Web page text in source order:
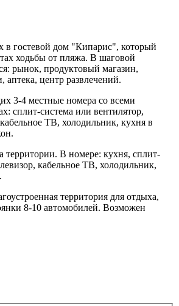
в гостевой дом "Кипарис", который
ходьбы от пляжа. В шаговой
рынок, продуктовый магазин,
аптека, центр развлечений.
3-4 местные номера со всеми
сплит-система или вентилятор,
ТВ, холодильник, кухня в
территории. В номере: кухня, сплит-
кабельное ТВ, холодильник,
территория для отдыха,
8-10 автомобилей. Возможен